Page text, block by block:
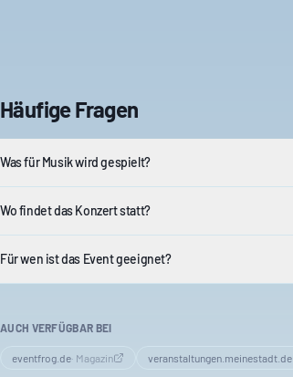
Häufige Fragen
Was für Musik wird gespielt?
Wo findet das Konzert statt?
Für wen ist das Event geeignet?
AUCH VERFÜGBAR BEI
eventfrog.de· Magazin veranstaltungen.meinestadt.de